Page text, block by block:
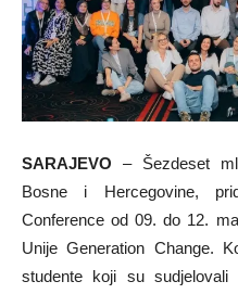
SARAJEVO – Šezdeset
Bosne i Hercegovine,
Conference od 09. do 12.
Unije Generation Change.
studente koji su